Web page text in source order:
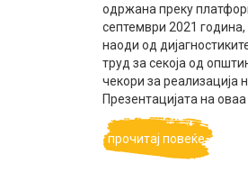
одржана преку
септември 2021
наоди од
труд за секоја од
чекори за реализација
Презентацијата на оваа
прочитај повеќе